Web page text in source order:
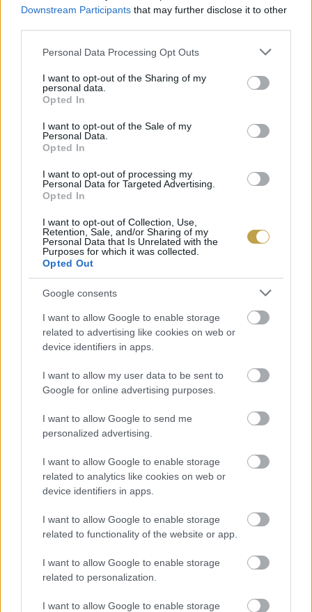
Downstream Participants that may further disclose it to other
Please note that this website/app uses one or more Google
not limited to your visit or usage behaviour. You may click to
grant or deny consent to Google and its third-party tags to
use your data for below specified purposes in below Google
consent section.
Personal Data Processing Opt Outs
I want to opt-out of the Sharing of my
personal data.
Opted In
I want to opt-out of the Sale of my
Personal Data.
Opted In
I want to opt-out of processing my
Personal Data for Targeted Advertising.
Opted In
I want to opt-out of Collection, Use,
Retention, Sale, and/or Sharing of my
Personal Data that Is Unrelated with the
Purposes for which it was collected.
Opted Out
Google consents
I want to allow Google to enable storage
related to advertising like cookies on web or
device identifiers in apps.
I want to allow my user data to be sent to
Google for online advertising purposes.
I want to allow Google to send me
personalized advertising.
I want to allow Google to enable storage
related to analytics like cookies on web or
device identifiers in apps.
I want to allow Google to enable storage
related to functionality of the website or app.
I want to allow Google to enable storage
related to personalization.
I want to allow Google to enable storage
tudni jót főzni mindezekből, csak kicsit újra kell
terveznünk az egészet. De a Bocuse d’Or erről
(is) szól”– tette hozzá Dalnoki Bence.
A VERSENYSORREND
Nyikos Patrik (előtérben(
Fotó: Magyar Bocuse d’Or Akadémia
Minden évben kardinális kérdés, hogy a kétnapos
versenyen melyik csapat mikor rajtol. Ezt sorsolás
dönti el. A magyar csapat meglehetősen kedvező
pozícióból, a második versenynap második